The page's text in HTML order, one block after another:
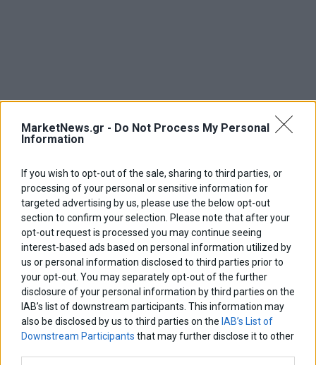
MarketNews.gr - Do Not Process My Personal
Information
If you wish to opt-out of the sale, sharing to third parties, or
processing of your personal or sensitive information for
targeted advertising by us, please use the below opt-out
section to confirm your selection. Please note that after your
opt-out request is processed you may continue seeing
interest-based ads based on personal information utilized by
us or personal information disclosed to third parties prior to
your opt-out. You may separately opt-out of the further
disclosure of your personal information by third parties on the
IAB’s list of downstream participants. This information may
also be disclosed by us to third parties on the IAB’s List of
Downstream Participants that may further disclose it to other
ΑΡΘΡΟΓΡΑΦΟΙ
Ελευθερία Κούρταλη
Οι «τιμωροί» των ομολόγων επέστρεψαν
Εύη Φραγκάκη
Η αληθινή παιδεία ξεκινά από την ψυχή…